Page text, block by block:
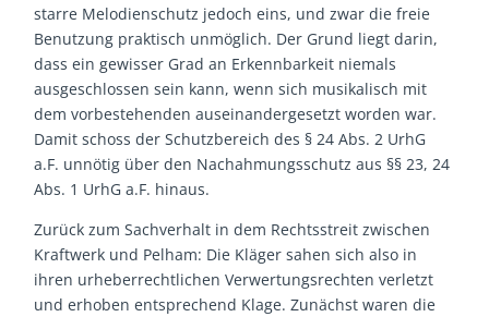
starre Melodienschutz jedoch eins, und zwar die freie
Benutzung praktisch unmöglich. Der Grund liegt darin,
dass ein gewisser Grad an Erkennbarkeit niemals
ausgeschlossen sein kann, wenn sich musikalisch mit
dem vorbestehenden auseinandergesetzt worden war.
Damit schoss der Schutzbereich des § 24 Abs. 2 UrhG
a.F. unnötig über den Nachahmungsschutz aus §§ 23, 24
Abs. 1 UrhG a.F. hinaus.
Zurück zum Sachverhalt in dem Rechtsstreit zwischen
Kraftwerk und Pelham: Die Kläger sahen sich also in
ihren urheberrechtlichen Verwertungsrechten verletzt
und erhoben entsprechend Klage. Zunächst waren die